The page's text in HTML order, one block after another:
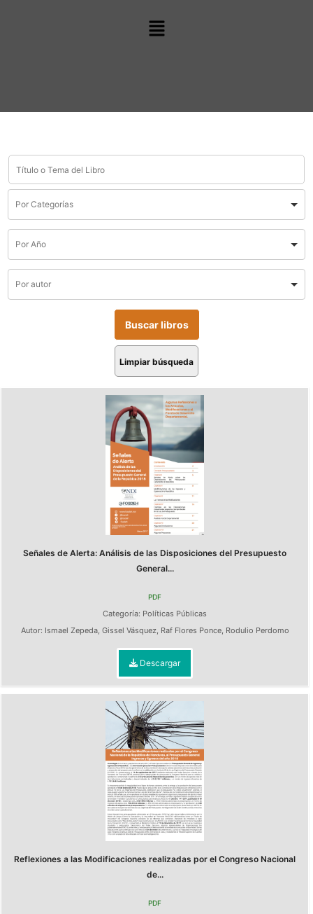
Limpiar búsqueda
Señales de Alerta: Análisis de las Disposiciones del Presupuesto
General...
PDF
Categoría: Políticas Públicas
Autor: Ismael Zepeda, Gissel Vásquez, Raf Flores Ponce, Rodulio Perdomo
Descargar
Reflexiones a las Modificaciones realizadas por el Congreso Nacional
de...
PDF